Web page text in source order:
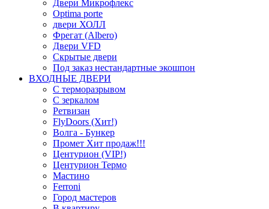
Двери Микрофлекс
Optima porte
двери ХОЛЛ
Фрегат (Albero)
Двери VFD
Скрытые двери
Под заказ нестандартные экошпон
ВХОДНЫЕ ДВЕРИ
С терморазрывом
С зеркалом
Ретвизан
FlyDoors (Хит!)
Волга - Бункер
Промет Хит продаж!!!
Центурион (VIP!)
Центурион Термо
Мастино
Ferroni
Город мастеров